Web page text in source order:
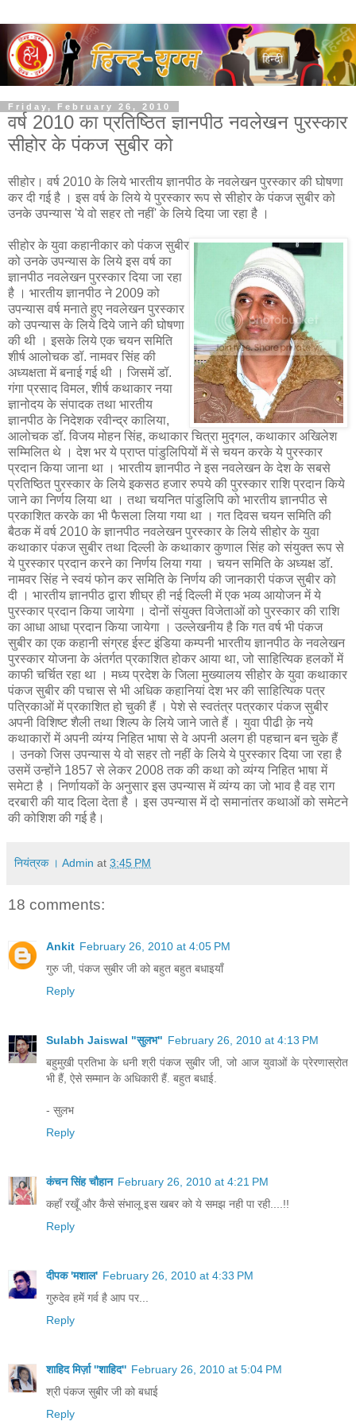
Friday, February 26, 2010
वर्ष 2010 का प्रतिष्ठित ज्ञानपीठ नवलेखन पुरस्कार
सीहोर के पंकज सुबीर को
सीहोर। वर्ष 2010 के लिये भारतीय ज्ञानपीठ के नवलेखन पुरस्कार की घोषणा
कर दी गई है । इस वर्ष के लिये ये पुरस्कार रूप से सीहोर के पंकज सुबीर को
उनके उपन्यास 'ये वो सहर तो नहीं' के लिये दिया जा रहा है ।
सीहोर के युवा कहानीकार को पंकज सुबीर
को उनके उपन्यास के लिये इस वर्ष का
ज्ञानपीठ नवलेखन पुरस्कार दिया जा रहा
है । भारतीय ज्ञानपीठ ने 2009 को
उपन्यास वर्ष मनाते हुए नवलेखन पुरस्कार
को उपन्यास के लिये दिये जाने की घोषणा
की थी । इसके लिये एक चयन समिति
शीर्ष आलोचक डॉ. नामवर सिंह की
अध्यक्षता में बनाई गई थी । जिसमें डॉ.
गंगा प्रसाद विमल, शीर्ष कथाकार नया
ज्ञानोदय के संपादक तथा भारतीय
ज्ञानपीठ के निदेशक रवीन्द्र कालिया,
आलोचक डॉ. विजय मोहन सिंह, कथाकार चित्रा मुद्गल, कथाकार अखिलेश
सम्मिलित थे । देश भर ये प्राप्त पांडुलिपियों में से चयन करके ये पुरस्कार
प्रदान किया जाना था । भारतीय ज्ञानपीठ ने इस नवलेखन के देश के सबसे
प्रतिष्ठित पुरस्कार के लिये इकसठ हजार रुपये की पुरस्कार राशि प्रदान किये
जाने का निर्णय लिया था । तथा चयनित पांडुलिपि को भारतीय ज्ञानपीठ से
प्रकाशित करके का भी फैसला लिया गया था । गत दिवस चयन समिति की
बैठक में वर्ष 2010 के ज्ञानपीठ नवलेखन पुरस्कार के लिये सीहोर के युवा
कथाकार पंकज सुबीर तथा दिल्ली के कथाकार कुणाल सिंह को संयुक्त रूप से
ये पुरस्कार प्रदान करने का निर्णय लिया गया । चयन समिति के अध्यक्ष डॉ.
नामवर सिंह ने स्वयं फोन कर समिति के निर्णय की जानकारी पंकज सुबीर को
दी । भारतीय ज्ञानपीठ द्वारा शीघ्र ही नई दिल्ली में एक भव्य आयोजन में ये
पुरस्कार प्रदान किया जायेगा । दोनों संयुक्त विजेताओं को पुरस्कार की राशि
का आधा आधा प्रदान किया जायेगा । उल्लेखनीय है कि गत वर्ष भी पंकज
सुबीर का एक कहानी संग्रह ईस्ट इंडिया कम्पनी भारतीय ज्ञानपीठ के नवलेखन
पुरस्कार योजना के अंतर्गत प्रकाशित होकर आया था, जो साहित्यिक हलकों में
काफी चर्चित रहा था । मध्य प्रदेश के जिला मुख्यालय सीहोर के युवा कथाकार
पंकज सुबीर की पचास से भी अधिक कहानियां देश भर की साहित्यिक पत्र
पत्रिकाओं में प्रकाशित हो चुकी हैं । पेशे से स्वतंत्र पत्रकार पंकज सुबीर
अपनी विशिष्ट शैली तथा शिल्प के लिये जाने जाते हैं । युवा पीढी क़े नये
कथाकारों में अपनी व्यंग्य निहित भाषा से वे अपनी अलग ही पहचान बन चुके हैं
। उनको जिस उपन्यास ये वो सहर तो नहीं के लिये ये पुरस्कार दिया जा रहा है
उसमें उन्होंने 1857 से लेकर 2008 तक की कथा को व्यंग्य निहित भाषा में
समेटा है । निर्णायकों के अनुसार इस उपन्यास में व्यंग्य का जो भाव है वह राग
दरबारी की याद दिला देता है । इस उपन्यास में दो समानांतर कथाओं को समेटने
की कोशिश की गई है।
नियंत्रक । Admin at 3:45 PM
18 comments:
Ankit February 26, 2010 at 4:05 PM
गुरु जी, पंकज सुबीर जी को बहुत बहुत बधाइयाँ
Reply
Sulabh Jaiswal "सुलभ" February 26, 2010 at 4:13 PM
बहुमुखी प्रतिभा के धनी श्री पंकज सुबीर जी, जो आज युवाओं के प्रेरणास्रोत
भी हैं, ऐसे सम्मान के अधिकारी हैं. बहुत बधाई.
- सुलभ
Reply
कंचन सिंह चौहान February 26, 2010 at 4:21 PM
कहाँ रखूँ और कैसे संभालू इस खबर को ये समझ नही पा रही....!!
Reply
दीपक 'मशाल' February 26, 2010 at 4:33 PM
गुरुदेव हमें गर्व है आप पर...
Reply
शाहिद मिर्ज़ा ''शाहिद'' February 26, 2010 at 5:04 PM
श्री पंकज सुबीर जी को बधाई
Reply